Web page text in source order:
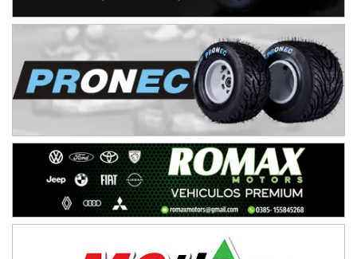
NORESTE SANTAFESINO - F6
Ciudad de Avellaneda (Asfalto)
Avellaneda (Santa Fe)
SUR SANTAFESINO - F4
José Samuel Sánchez (Tierra)
TUCUMANO - F5
Juan Navarro (Asfalto)
El Timbó (Tucumán)